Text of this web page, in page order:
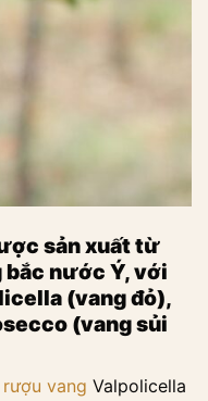
sản xuất từ
bắc nước Ý, với
(vang đỏ),
(vang sủi
rượu vang Valpolicella